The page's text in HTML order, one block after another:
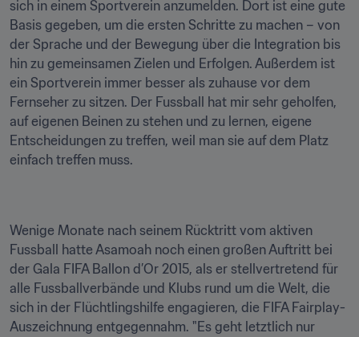
sich in einem Sportverein anzumelden. Dort ist eine gute
Basis gegeben, um die ersten Schritte zu machen – von
der Sprache und der Bewegung über die Integration bis
hin zu gemeinsamen Zielen und Erfolgen. Außerdem ist
ein Sportverein immer besser als zuhause vor dem
Fernseher zu sitzen. Der Fussball hat mir sehr geholfen,
auf eigenen Beinen zu stehen und zu lernen, eigene
Entscheidungen zu treffen, weil man sie auf dem Platz
einfach treffen muss.
Wenige Monate nach seinem Rücktritt vom aktiven
Fussball hatte Asamoah noch einen großen Auftritt bei
der Gala FIFA Ballon d’Or 2015, als er stellvertretend für
alle Fussballverbände und Klubs rund um die Welt, die
sich in der Flüchtlingshilfe engagieren, die FIFA Fairplay-
Auszeichnung entgegennahm. "Es geht letztlich nur